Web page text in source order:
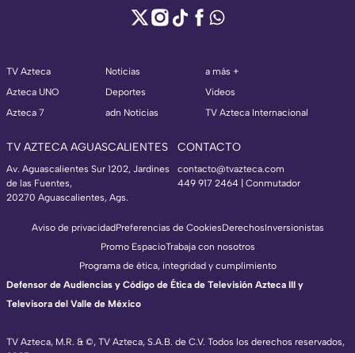
TV Azteca
Azteca UNO
Azteca 7
Noticias
Deportes
adn Noticias
a más +
Videos
TV Azteca Internacional
TV AZTECA AGUASCALIENTES
Av. Aguascalientes Sur 1202, Jardines
de las Fuentes,
20270 Aguascalientes, Ags.
CONTACTO
contacto@tvazteca.com
449 917 2464 | Conmutador
TV Azteca, M.R. & ©, TV Azteca, S.A.B. de C.V. Todos los derechos reservados,
Aviso de privacidadPreferencias de CookiesDerechosInversionistas
Promo EspacioTrabaja con nosotros
Programa de ética, integridad y cumplimiento
Defensor de Audiencias y Código de Ética de Televisión Azteca III y
Televisora del Valle de México